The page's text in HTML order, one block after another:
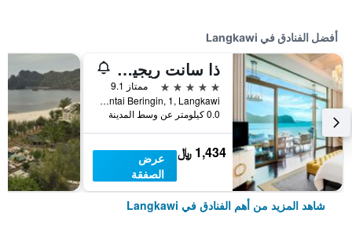
أفضل الفنادق في Langkawi
ذا سانت ريجيس لانكاوي
5 نجوم
ممتاز 9.1
Jalan Pantai Beringin, 1, Langkawi, ماليزيا
0.0 كيلومتر عن وسط المدينة
1,434 ﷼
عرض
الصفقة
شاهد المزيد من أهم الفنادق في Langkawi